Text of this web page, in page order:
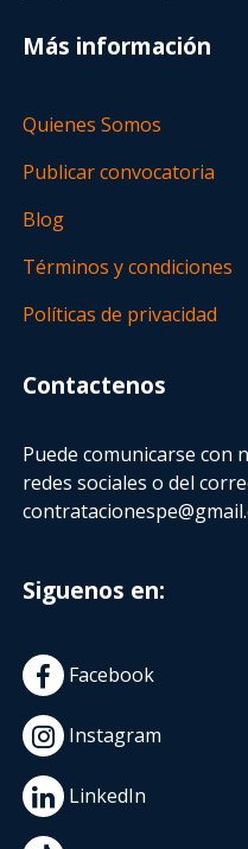
Más información
Quienes Somos
Publicar convocatoria
Blog
Términos y condiciones
Políticas de privacidad
Contactenos
Puede comunicarse con
redes sociales o del
Siguenos en:
Facebook
Instagram
LinkedIn